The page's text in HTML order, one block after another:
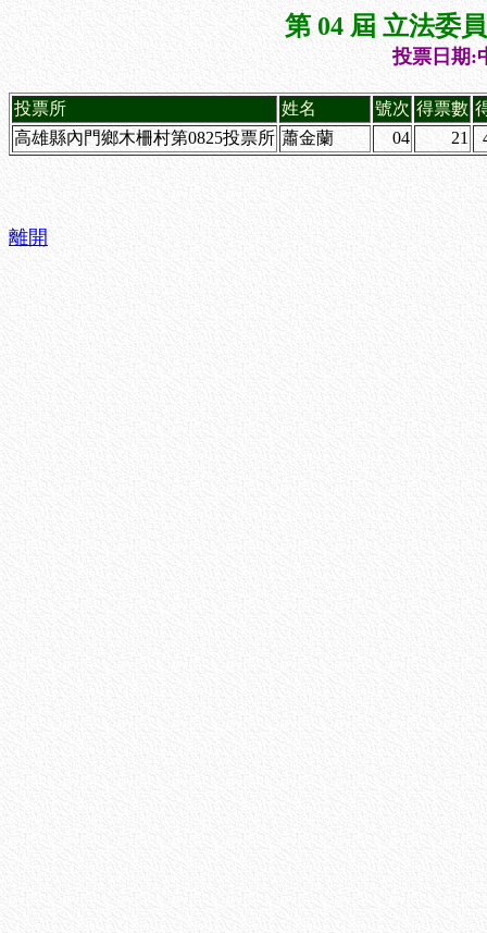
第 04 屆 立法委
投票日期:
投票所 姓名 號次 得票數
高雄縣內門鄉木柵村第0825投票所 蕭金蘭 04 21
離開